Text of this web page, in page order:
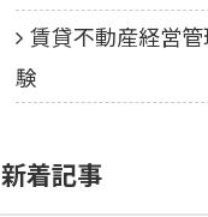
賃貸不動産経営
験
新着記事